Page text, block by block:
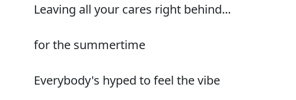
Leaving all your cares right behind...
for the summertime
Everybody's hyped to feel the vibe